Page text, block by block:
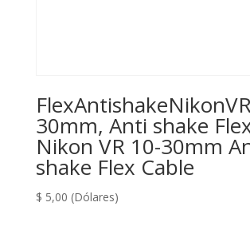
30mm, Anti shake
Nikon VR 10-30mm
shake Flex Cable
$ 5,00 (Dólares)